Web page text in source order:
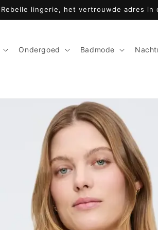
Rebelle lingerie, het vertrouwde adres
Ondergoed Badmode